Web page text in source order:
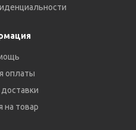
оплаты
на товар